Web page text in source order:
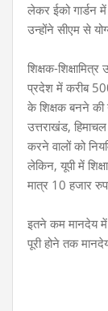
लेकर ईको गार्डन
उन्होंने सीएम से
शिक्षक-
प्रदेश में करीब
के शिक्षक बनने की
उत्तराखंड,
करने वालों को
लेकिन, यूपी में
मात्र 10 हजार
इतने कम मानदेय में
पूरी होने तक